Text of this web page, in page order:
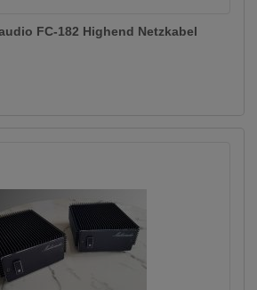
FC-182 Highend Netzkabel